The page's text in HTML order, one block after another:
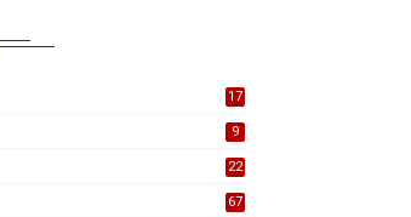
17
9
22
67